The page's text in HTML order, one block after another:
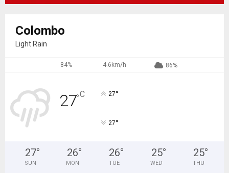
Colombo
Light Rain
84% 4.6km/h 86%
27°C 27°
27°
27°
SUN
26°
MON
26°
TUE
25°
WED
25°
THU